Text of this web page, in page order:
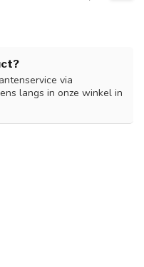
via
langs in onze winkel in